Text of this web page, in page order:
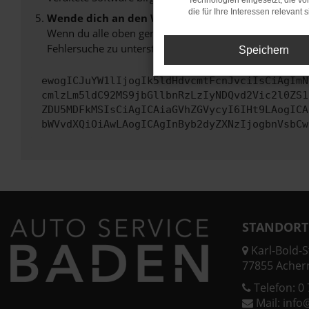
Wende dich an den Webseitenbetreiber.
Wenn du alle oben genannten Schritte versucht hast,
Fehlersuche zu unterstützen:
Karl-Bold-
77855
Telefon: 0
Mail:
die für Ihre Interessen relevant
Speichern